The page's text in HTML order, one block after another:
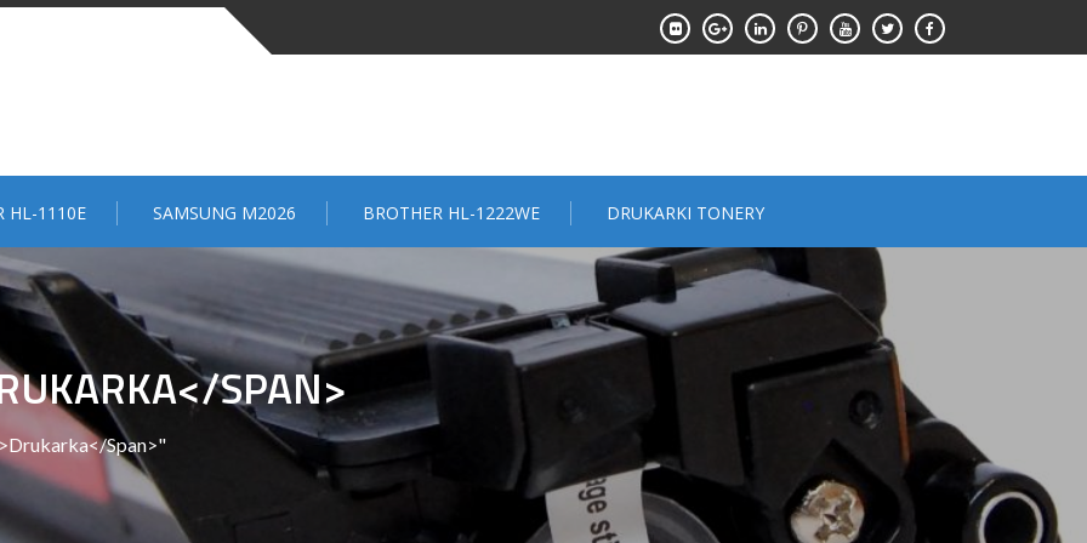
HL-1110E SAMSUNG M2026 BROTHER HL-1222WE DRUKARKI TONERY
SPAN>
span>"